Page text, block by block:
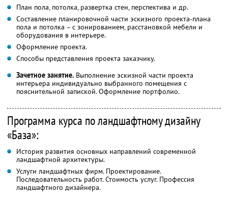
План пола, потолка, развертка стен, перспектива и др.
Составление планировочной части эскизного проекта-плана
пола и потолка – с зонированием, расстановкой мебели и
оборудования в интерьере.
Оформление проекта.
Способы представления проекта заказчику.
Зачетное занятие. Выполнение эскизной части проекта
интерьера индивидуально выбранного помещения с
пояснительной запиской. Оформление портфолио.
Программа курса по ландшафтному дизайну
«База»:
История развития основных направлений современной
ландшафтной архитектуры.
Услуги ландшафтных фирм. Проектирование.
Последовательность работ. Стоимость услуг. Профессия
ландшафтного дизайнера.